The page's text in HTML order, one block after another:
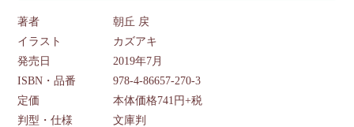
著者
朝丘 戻
イラスト
カズアキ
発売日
2019年7月
ISBN・品番
978-4-86657-270-3
定価
本体価格741円+税
判型・仕様
文庫判